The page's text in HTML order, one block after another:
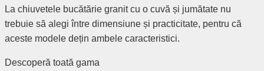
La chiuvetele bucătărie granit cu o cuvă și jumătate nu
trebuie să alegi între dimensiune și practicitate, pentru că
aceste modele dețin ambele caracteristici.
Descoperă toată gama